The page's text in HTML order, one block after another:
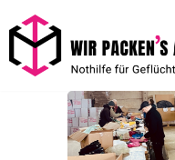
Zum
Inhalt